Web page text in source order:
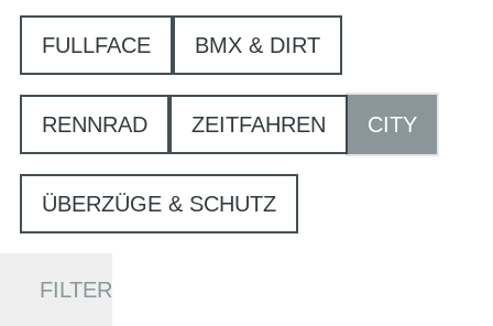
FULLFACE BMX & DIRT
RENNRAD ZEITFAHREN CITY
ÜBERZÜGE & SCHUTZ
FILTER